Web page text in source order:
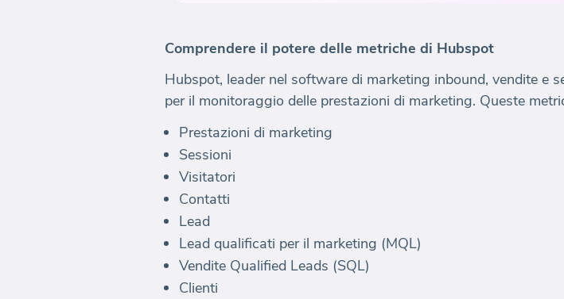
Comprendere il potere delle metriche di Hubspot
Hubspot, leader nel software di marketing inbound, vendite e
per il monitoraggio delle prestazioni di marketing. Queste
Prestazioni di marketing
Sessioni
Visitatori
Contatti
Lead
Lead qualificati per il marketing (MQL)
Vendite Qualified Leads (SQL)
Clienti